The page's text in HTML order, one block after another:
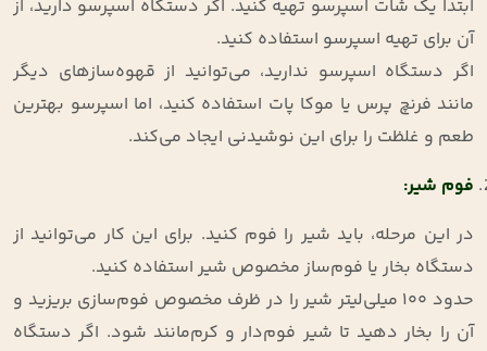
ابتدا یک شات اسپرسو تهیه کنید. اگر دستگاه اسپرسو دارید، از
آن برای تهیه اسپرسو استفاده کنید.
اگر دستگاه اسپرسو ندارید، می‌توانید از قهوه‌سازهای دیگر
مانند فرنچ پرس یا موکا پات استفاده کنید، اما اسپرسو بهترین
طعم و غلظت را برای این نوشیدنی ایجاد می‌کند.
فوم شیر:
در این مرحله، باید شیر را فوم کنید. برای این کار می‌توانید از
دستگاه بخار یا فوم‌ساز مخصوص شیر استفاده کنید.
حدود 100 میلی‌لیتر شیر را در ظرف مخصوص فوم‌سازی بریزید و
آن را بخار دهید تا شیر فوم‌دار و کرم‌مانند شود. اگر دستگاه